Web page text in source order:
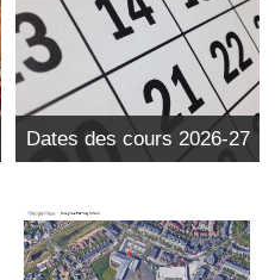
Dates des cours 2026-27